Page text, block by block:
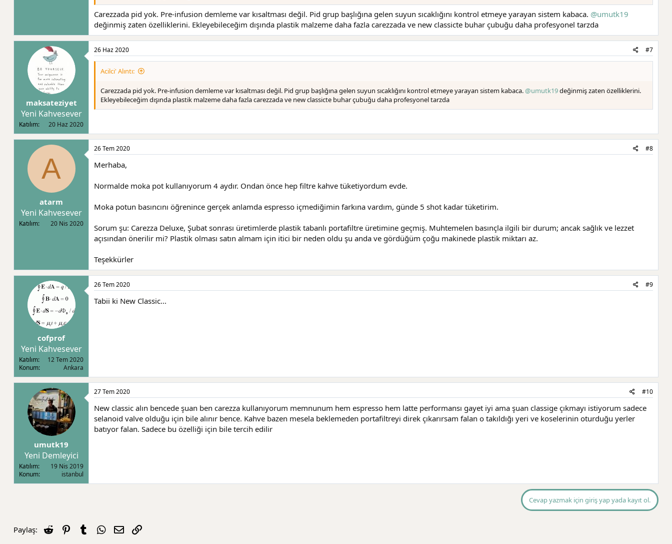
Carezzada pid yok. Pre-infusion demleme var kısaltması değil. Pid grup başlığına gelen suyun sıcaklığını kontrol etmeye yarayan sistem kabaca. @umutk19
değinmiş zaten özelliklerini. Ekleyebileceğim dışında plastik malzeme daha fazla carezzada ve new classicte buhar çubuğu daha profesyonel tarzda
maksateziyet
Yeni Kahvesever
Katılım 20 Haz 2020
26 Haz 2020 #7
Acilci' Alıntı:
Carezzada pid yok. Pre-infusion demleme var kısaltması değil. Pid grup başlığına gelen suyun sıcaklığını kontrol etmeye yarayan sistem kabaca.@umutk19değinmiş zaten özelliklerini.
Ekleyebileceğim dışında plastik malzeme daha fazla carezzada ve new classicte buhar çubuğu daha profesyonel tarzda
A
atarm
Yeni Kahvesever
Katılım 20 Nis 2020
26 Tem 2020 #8
Merhaba,
Normalde moka pot kullanıyorum 4 aydır. Ondan önce hep filtre kahve tüketiyordum evde.
Moka potun basıncını öğrenince gerçek anlamda espresso içmediğimin farkına vardım, günde 5 shot kadar tüketirim.
Sorum şu: Carezza Deluxe, Şubat sonrası üretimlerde plastik tabanlı portafiltre üretimine geçmiş. Muhtemelen basınçla ilgili bir durum; ancak sağlık ve lezzet
açısından önerilir mi? Plastik olması satın almam için itici bir neden oldu şu anda ve gördüğüm çoğu makinede plastik miktarı az.
Teşekkürler
cofprof
Yeni Kahvesever
Katılım
12 Tem 2020
Konum
Ankara
26 Tem 2020 #9
Tabii ki New Classic...
umutk19
Yeni Demleyici
Katılım
19 Nis 2019
Konum
istanbul
27 Tem 2020 #10
New classic alın bencede şuan ben carezza kullanıyorum memnunum hem espresso hem latte performansı gayet iyi ama şuan classige çıkmayı istiyorum sadece
selanoid valve olduğu için bile alınır bence. Kahve bazen mesela beklemeden portafiltreyi direk çıkarırsam falan o takıldığı yeri ve koselerinin oturduğu yerler
batıyor falan. Sadece bu özelliği için bile tercih edilir
Cevap yazmak için giriş yap yada kayıt ol.
Paylaş: Reddit PinterestTumblrWhatsApp
E-posta